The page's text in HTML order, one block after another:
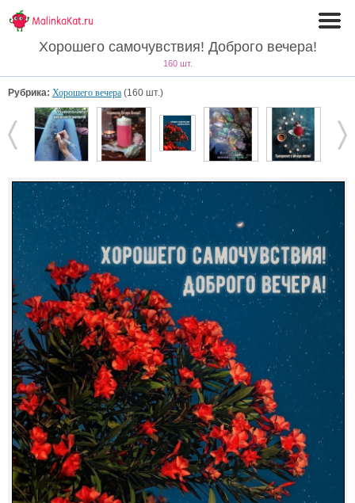
Хорошего самочувствия! Доброго вечера!
160 шт.
Рубрика: Хорошего вечера (160 шт.)